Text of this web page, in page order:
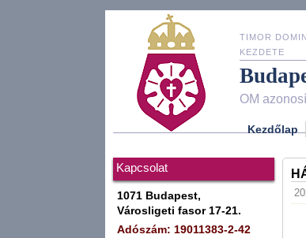
TIMOR
KEZDETE
OM
Kezdőlap
Kapcsolat
1071 Budapest,
Városligeti fasor 17-21.
Adószám: 19011383-2-42